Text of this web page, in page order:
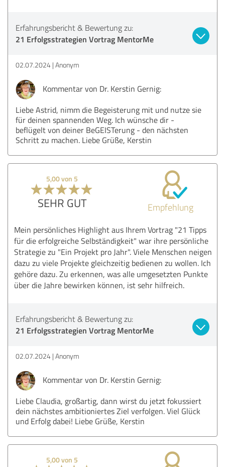
Erfahrungsbericht & Bewertung zu:
21 Erfolgsstrategien Vortrag MentorMe
02.07.2024 Anonym
Kommentar von Dr. Kerstin Gernig:
Liebe Astrid, nimm die Begeisterung mit und nutze sie
für deinen spannenden Weg. Ich wünsche dir -
beflügelt von deiner BeGEISTerung - den nächsten
Schritt zu machen. Liebe Grüße, Kerstin
5,00 von 5
SEHR GUT Empfehlung
Mein persönliches Highlight aus Ihrem Vortrag "21 Tipps
für die erfolgreiche Selbständigkeit" war ihre persönliche
Strategie zu "Ein Projekt pro Jahr". Viele Menschen neigen
dazu zu viele Projekte gleichzeitig bedienen zu wollen. Ich
gehöre dazu. Zu erkennen, was alle umgesetzten Punkte
über die Jahre bewirken können, ist sehr hilfreich.
Erfahrungsbericht & Bewertung zu:
21 Erfolgsstrategien Vortrag MentorMe
02.07.2024 Anonym
Kommentar von Dr. Kerstin Gernig:
Liebe Claudia, großartig, dann wirst du jetzt fokussiert
dein nächstes ambitioniertes Ziel verfolgen. Viel Glück
und Erfolg dabei! Liebe Grüße, Kerstin
5,00 von 5